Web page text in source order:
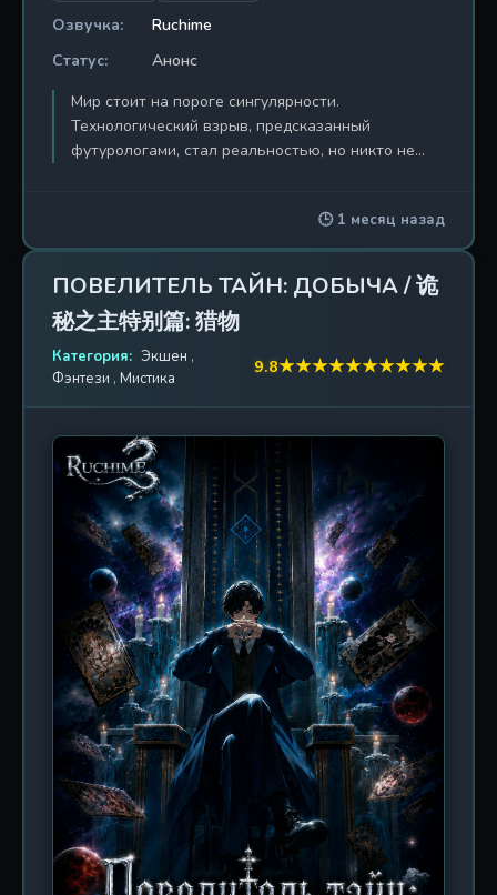
Озвучка:
Ruchime
Статус:
Анонс
Мир стоит на пороге сингулярности.
Технологический взрыв, предсказанный
футурологами, стал реальностью, но никто не
гениев» — это анимационная адаптация
одноимённого веб-романа, которая
переосмысляет жанр интеллектуальной битвы,
смешивая научную фантастику с элементами
детектива и триллера. Сюжет строится вокруг
меняющихся мировых линий — каждый раз, когда
герои приближаются к разгадке тайны,
закрытый клуб, объединяющий самых ярких умов
человечества. Но гениальность — это не только
дар, но и проклятие. Члены клуба вовлечены в
смертельно опасную игру, где ставки — судьба
цивилизации. Им предстоит столкнуться с
загадками, которые не поддаются логике, и
врагами, чьи мотивы скрыты за ширмой иллюзий.
Каждый шаг требует не просто интеллекта, но и
готовности жертвовать. Автор мастерски
использует теорию мультивселенных и
концепцию «временных парадоксов», чтобы
создать многослойный нарратив, где прошлое,
настоящее и будущее переплетаются в тугой
узел. Визуальный стиль сериала, разработанный
студиями LAN Studio и Number 19 Animation,
выполнен в тёмной, почти нуарной палитре,
подчёркивающей атмосферу тайны и
напряжения. Отдельного внимания заслуживают
сцены «интеллектуальных дуэлей»,
🕒 1 месяц назад
ПОВЕЛИТЕЛЬ ТАЙН: ДОБЫЧА / 诡
秘之主特别篇: 猎物
Категория: Экшен ,
Фэнтези , Мистика
9.8★★★★★★★★★★